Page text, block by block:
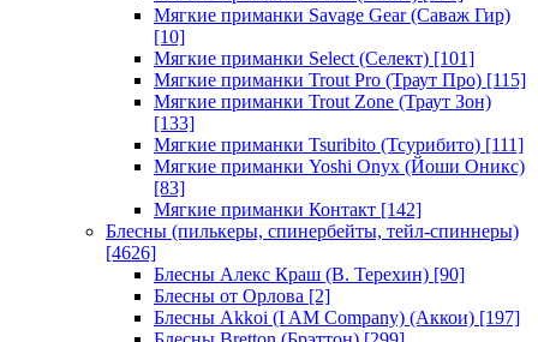
Мягкие приманки Savage Gear (Саваж Гир)
[10]
Мягкие приманки Select (Селект) [101]
Мягкие приманки Trout Pro (Траут Про) [115]
Мягкие приманки Trout Zone (Траут Зон)
[133]
Мягкие приманки Tsuribito (Тсурибито) [111]
Мягкие приманки Yoshi Onyx (Йоши Оникс)
[83]
Мягкие приманки Контакт [142]
Блесны (пилькеры, спинербейты, тейл-спиннеры)
[4626]
Блесны Алекс Краш (В. Терехин) [90]
Блесны от Орлова [2]
Блесны Akkoi (I AM Company) (Аккои) [197]